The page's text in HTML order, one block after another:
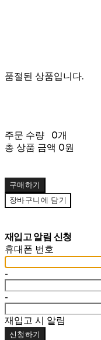
품절된 상품입니다.
주문 수량
0개
총 상품 금액 0원
구매하기
장바구니에 담기
재입고 알림 신청
휴대폰 번호
-
-
재입고 시 알림
신청하기